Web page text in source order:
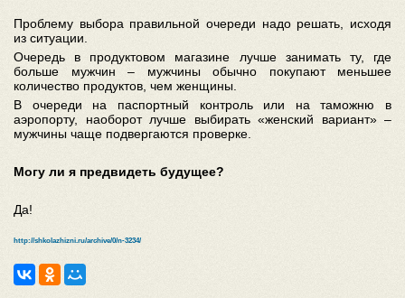
Проблему выбора правильной очереди надо решать, исходя
из ситуации.
Очередь в продуктовом магазине лучше занимать ту, где
больше мужчин – мужчины обычно покупают меньшее
количество продуктов, чем женщины.
В очереди на паспортный контроль или на таможню в
аэропорту, наоборот лучше выбирать «женский вариант» –
мужчины чаще подвергаются проверке.
Могу ли я предвидеть будущее?
Да!
http://shkolazhizni.ru/archive/0/n-3234/